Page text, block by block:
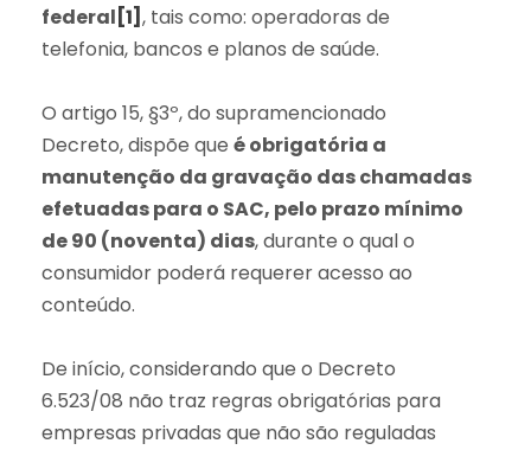
federal [1] , tais como: operadoras de
telefonia, bancos e planos de saúde.
O artigo 15, §3º, do supramencionado
Decreto, dispõe que é obrigatória a
manutenção da gravação das chamadas
efetuadas para o SAC, pelo prazo mínimo
de 90 (noventa) dias, durante o qual o
consumidor poderá requerer acesso ao
conteúdo.
De início, considerando que o Decreto
6.523/08 não traz regras obrigatórias para
empresas privadas que não são reguladas